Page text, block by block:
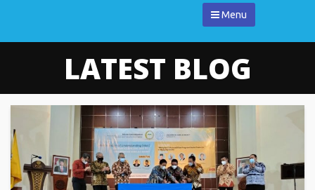
Menu
LATEST BLOG